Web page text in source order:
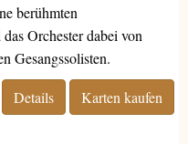
berühmten
Orchester dabei von
Gesangssolisten.
Details Karten kaufen